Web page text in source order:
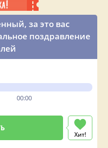
за это вас
поздравление
00:00
Хит!